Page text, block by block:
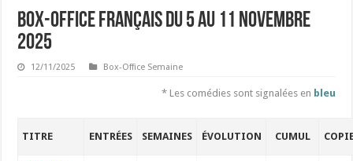
Box-Office français du 5 au 11 novembre
2025
12/11/2025 Box-Office Semaine
* Les comédies sont signalées en bleu
TITRE ENTRÉES SEMAINES ÉVOLUTION CUMUL